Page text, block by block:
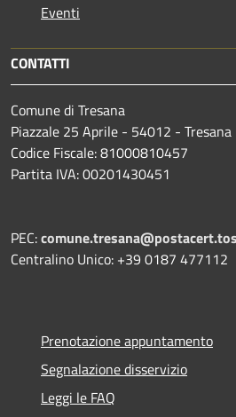
Eventi
CONTATTI
Comune di Tresana
Piazzale 25 Aprile - 54012 - Tresana
Codice Fiscale: 81000810457
Partita IVA: 00201430451
PEC:
Centralino Unico: +39 0187 477112
Prenotazione appuntamento
Segnalazione disservizio
Leggi le FAQ